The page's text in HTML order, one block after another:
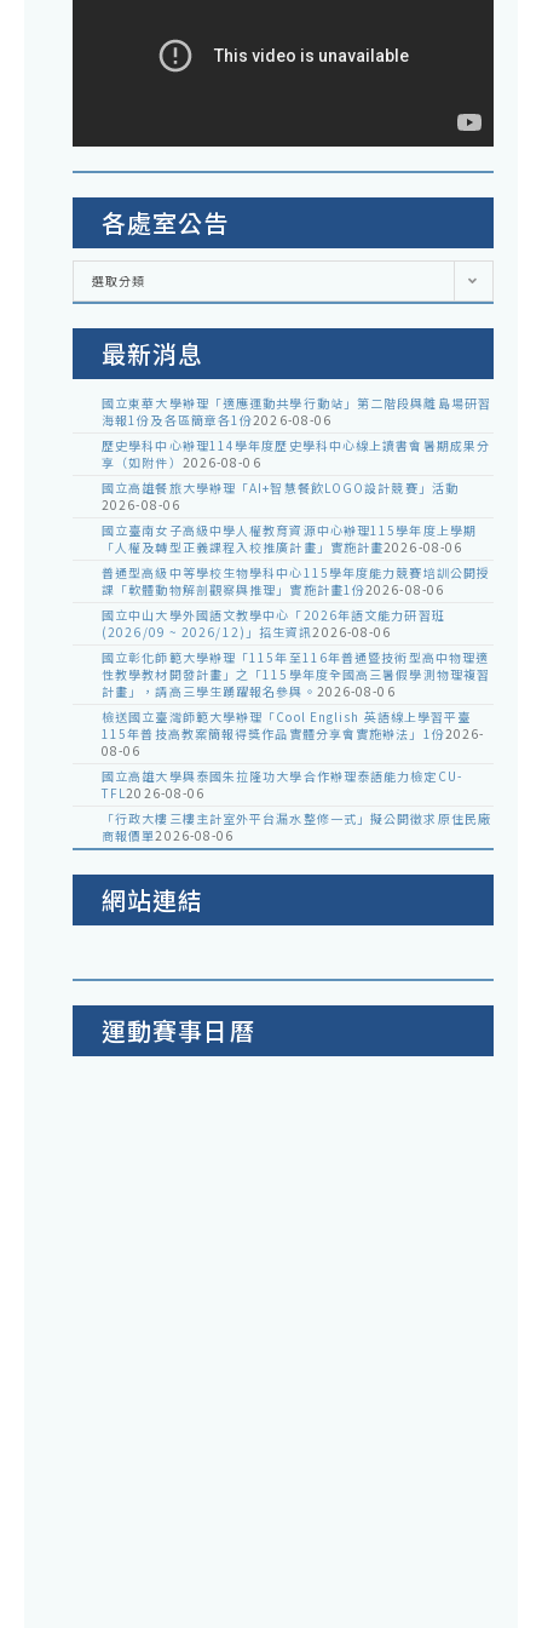
各處室公告
各
室
選取分類
最新消息
國立東華大學辦理「適應運動共學行動站」第二階段與離島場研習
海報1份及各區簡章各1份2026-08-06
歷史學科中心辦理114學年度歷史學科中心線上讀書會暑期成果分
享（如附件） 2026-08-06
國立高雄餐旅大學辦理「AI+智慧餐飲LOGO設計競賽」活動
2026-08-06
國立臺南女子高級中學人權教育資源中心辦理115學年度上學期
「人權及轉型正義課程入校推廣計畫」實施計畫2026-08-06
普通型高級中等學校生物學科中心115學年度能力競賽培訓公開授
課「軟體動物解剖觀察與推理」實施計畫1份2026-08-06
國立中山大學外國語文教學中心「2026年語文能力研習班
(2026/09 ~ 2026/12)」招生資訊2026-08-06
國立彰化師範大學辦理「115年至116年普通暨技術型高中物理適
性教學教材開發計畫」之「115學年度全國高三暑假學測物理複習
計畫」，請高三學生踴躍報名參與。 2026-08-06
檢送國立臺灣師範大學辦理「Cool English 英語線上學習平臺
115年普技高教案簡報得獎作品實體分享會實施辦法」1份2026-
08-06
國立高雄大學與泰國朱拉隆功大學合作辦理泰語能力檢定CU-
TFL2026-08-06
「行政大樓三樓主計室外平台漏水整修一式」擬公開徵求原住民廠
商報價單2026-08-06
網站連結
運動賽事日曆